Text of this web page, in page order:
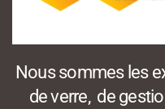
Nous sommes les
de verre, de